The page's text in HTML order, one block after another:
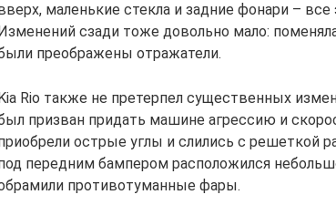
маленькие стекла и задние фонари –
сзади тоже довольно мало:
преображены отражатели.
Rio также не претерпел существенных
призван придать машине агрессию и
острые углы и слились с решеткой
передним бампером расположился
противотуманные фары.